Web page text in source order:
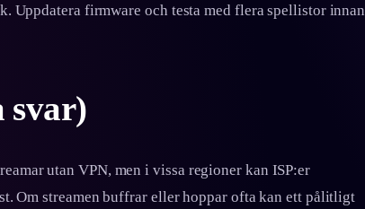
Uppdatera firmware och testa med flera spellistor innan
svar)
utan VPN, men i vissa regioner kan ISP:er
Om streamen buffrar eller hoppar ofta kan ett pålitligt